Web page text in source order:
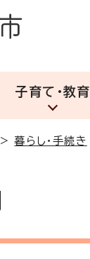
子育て・教育
>暮らし・手続き